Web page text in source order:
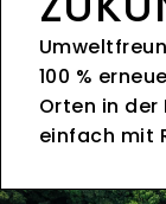
100 %
Orten in der
einfach mit